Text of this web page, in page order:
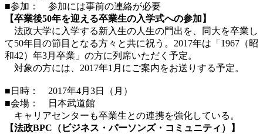
■参加： 参加には事前の連絡が必要
【卒業後50年を迎える卒業生の入学式への参加】
法政大学に入学する新入生の人生の門出を、同大を卒業し
て50年目の節目となる方々と共に祝う。2017年は「1967（昭
和42）年3月卒業」の方に列席いただく予定。
対象の方には、2017年1月にご案内をお送りする予定。
■日時： 2017年4月3日（月）
■会場： 日本武道館
キャリアセンターも卒業生との連携を強化している。
【法政BPC（ビジネス・パーソンズ・コミュニティ）】